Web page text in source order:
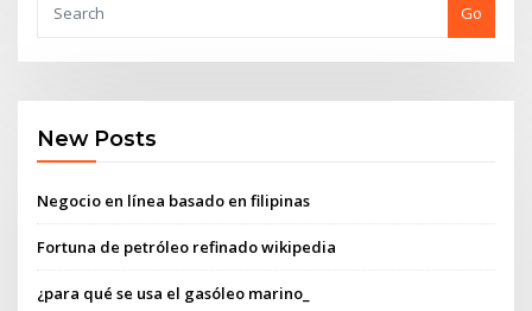
Go
New Posts
Negocio en línea basado en filipinas
Fortuna de petróleo refinado wikipedia
¿para qué se usa el gasóleo marino_